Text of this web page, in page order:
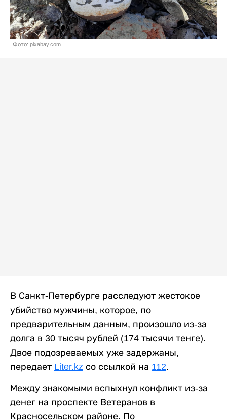
Фото: pixabay.com
В Санкт-Петербурге расследуют жестокое
убийство мужчины, которое, по
предварительным данным, произошло из-за
долга в 30 тысяч рублей (174 тысячи тенге).
Двое подозреваемых уже задержаны,
передает Liter.kz со ссылкой на 112.
Между знакомыми вспыхнул конфликт из-за
денег на проспекте Ветеранов в
Красносельском районе. По